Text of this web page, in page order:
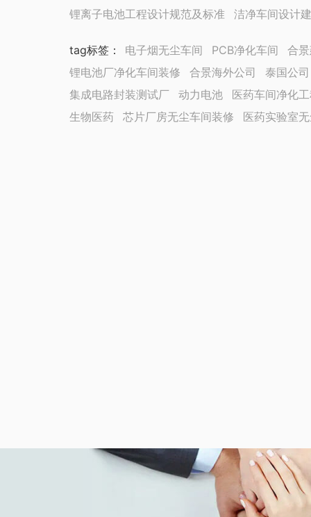
锂离子电池工程设计规范及标准 洁净车间设计
tag标签 ： 电子烟无尘车间 PCB净化车间
合
锂电池厂净化车间装修
合景海外公司
泰国公司
集成电路封装测试厂
动力电池
医药车间净化
生物医药
芯片厂房无尘车间装修 医药实验室